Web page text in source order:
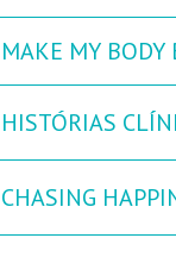
MAKE MY BODY
HISTÓRIAS
CHASING